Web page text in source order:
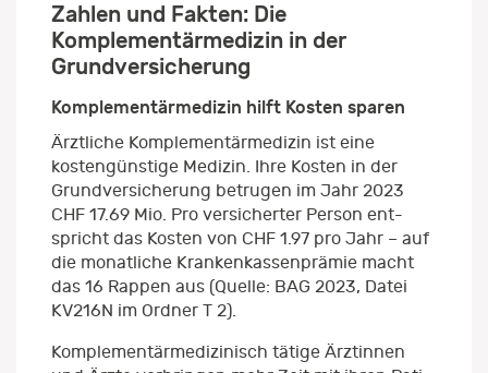
Zahlen und Fakten: Die
Komplementärmedizin in der
Grundversicherung
Komplementärmedizin hilft Kosten sparen
Ärztliche Komplementärmedizin ist eine
kostengünstige Medizin. Ihre Kosten in der
Grundversicherung betrugen im Jahr 2023
CHF 17.69 Mio. Pro versicherter Person ent-
spricht das Kosten von CHF 1.97 pro Jahr – auf
die monatliche Krankenkassenprämie macht
das 16 Rappen aus (Quelle: BAG 2023, Datei
KV216N im Ordner T 2).
Komplementärmedizinisch tätige Ärztinnen